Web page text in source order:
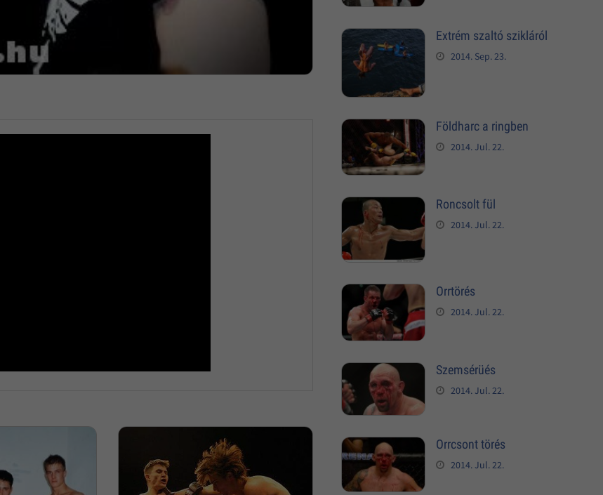
Extrém szaltó szikláról
2014. Sep. 23.
Földharc a ringben
2014. Jul. 22.
Roncsolt fül
2014. Jul. 22.
Orrtörés
2014. Jul. 22.
Szemsérüés
2014. Jul. 22.
Orrcsont törés
2014. Jul. 22.